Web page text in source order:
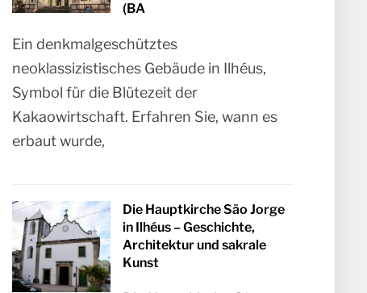
(BA
Ein denkmalgeschütztes
neoklassizistisches Gebäude in Ilhéus,
Symbol für die Blütezeit der
Kakaowirtschaft. Erfahren Sie, wann es
erbaut wurde,
Die Hauptkirche São Jorge
in Ilhéus – Geschichte,
Architektur und sakrale
Kunst